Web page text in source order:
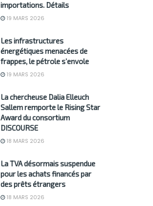
importations. Détails
19 MARS 2026
Les infrastructures
énergétiques menacées de
frappes, le pétrole s’envole
19 MARS 2026
La chercheuse Dalia Elleuch
Sallem remporte le Rising Star
Award du consortium
DISCOURSE
18 MARS 2026
La TVA désormais suspendue
pour les achats financés par
des prêts étrangers
18 MARS 2026